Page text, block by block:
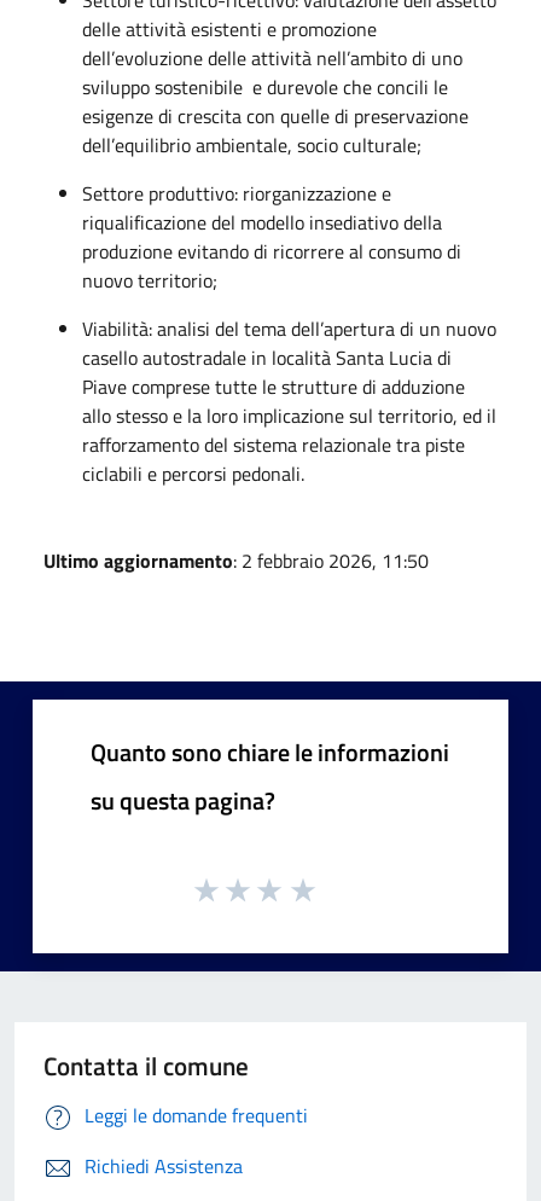
delle attività esistenti e promozione
dell’evoluzione delle attività nell’ambito di uno
sviluppo sostenibile e durevole che concili le
esigenze di crescita con quelle di preservazione
dell’equilibrio ambientale, socio culturale;
Settore produttivo: riorganizzazione e
riqualificazione del modello insediativo della
produzione evitando di ricorrere al consumo di
nuovo territorio;
Viabilità: analisi del tema dell’apertura di un nuovo
casello autostradale in località Santa Lucia di
Piave comprese tutte le strutture di adduzione
allo stesso e la loro implicazione sul territorio, ed il
rafforzamento del sistema relazionale tra piste
ciclabili e percorsi pedonali.
Ultimo aggiornamento: 2 febbraio 2026, 11:50
Quanto sono chiare le informazioni
su questa pagina?
Contatta il comune
Leggi le domande frequenti
Richiedi Assistenza